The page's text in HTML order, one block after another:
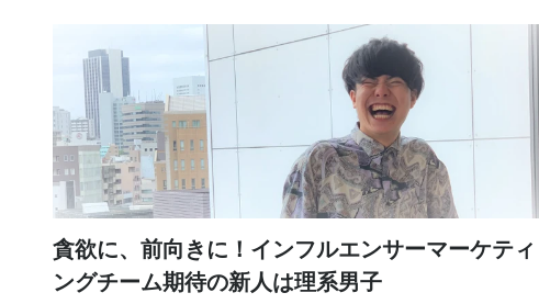
貪欲に、前向きに！インフルエンサーマーケティ
ングチーム期待の新人は理系男子